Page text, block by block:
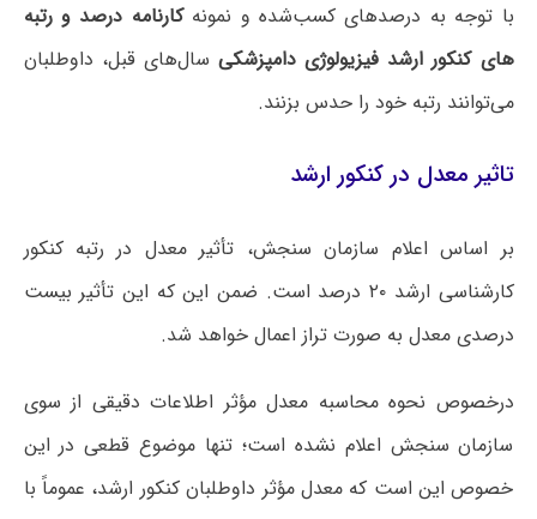
با توجه به درصدهای کسب‌شده و نمونهکارنامه درصد و رتبه
های کنکور ارشد فیزیولوژی دامپزشکی سال‌های قبل، داوطلبان
می‌توانند رتبه خود را حدس بزنند.
تاثیر معدل در کنکور ارشد
بر اساس اعلام سازمان سنجش، تأثیر معدل در رتبه کنکور
کارشناسی ارشد ۲۰ درصد است. ضمن این که این تأثیر بیست
درصدی معدل به صورت تراز اعمال خواهد شد.
درخصوص نحوه محاسبه معدل مؤثر اطلاعات دقیقی از سوی
سازمان سنجش اعلام نشده است؛ تنها موضوع قطعی در این
خصوص این است که معدل مؤثر داوطلبان کنکور ارشد، عموماً با